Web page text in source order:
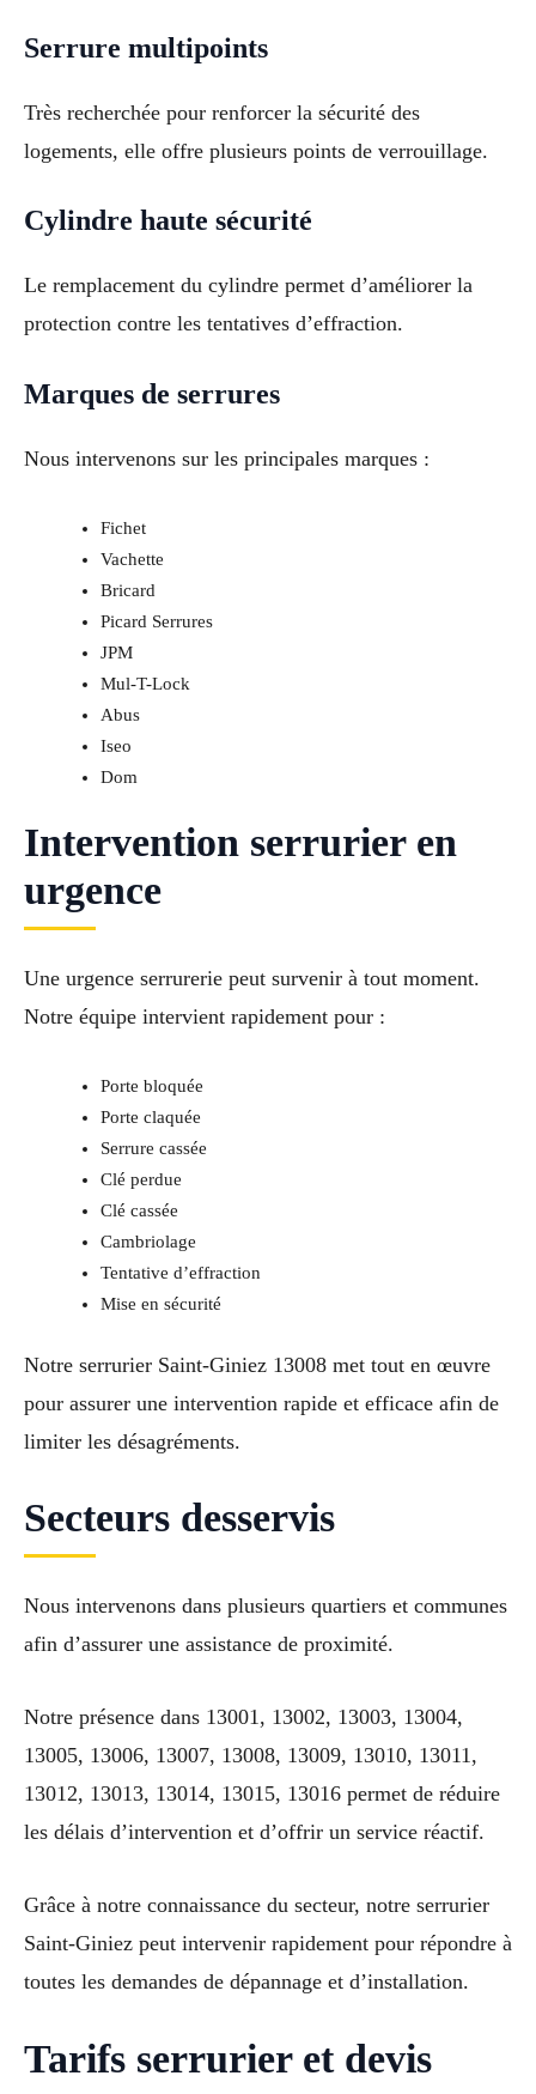
Serrure multipoints
Très recherchée pour renforcer la sécurité des
logements, elle offre plusieurs points de verrouillage.
Cylindre haute sécurité
Le remplacement du cylindre permet d’améliorer la
protection contre les tentatives d’effraction.
Marques de serrures
Nous intervenons sur les principales marques :
Fichet
Vachette
Bricard
Picard Serrures
JPM
Mul-T-Lock
Abus
Iseo
Dom
Intervention serrurier en
urgence
Une urgence serrurerie peut survenir à tout moment.
Notre équipe intervient rapidement pour :
Porte bloquée
Porte claquée
Serrure cassée
Clé perdue
Clé cassée
Cambriolage
Tentative d’effraction
Mise en sécurité
Notre serrurier Saint-Giniez 13008 met tout en œuvre
pour assurer une intervention rapide et efficace afin de
limiter les désagréments.
Secteurs desservis
Nous intervenons dans plusieurs quartiers et communes
afin d’assurer une assistance de proximité.
Notre présence dans 13001, 13002, 13003, 13004,
13005, 13006, 13007, 13008, 13009, 13010, 13011,
13012, 13013, 13014, 13015, 13016 permet de réduire
les délais d’intervention et d’offrir un service réactif.
Grâce à notre connaissance du secteur, notre serrurier
Saint-Giniez peut intervenir rapidement pour répondre à
toutes les demandes de dépannage et d’installation.
Tarifs serrurier et devis